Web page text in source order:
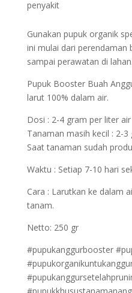
penyakit
Gunakan pupuk organik
ini mulai dari perendaman
sampai perawatan di lahan.
Pupuk Booster Buah
larut 100% dalam air.
Dosi : 2-4 gram per liter air
Tanaman masih kecil : 2-
Saat tanaman sudah
Waktu : Setiap 7-10 hari
Cara : Larutkan ke dalam
tanam.
Netto: 250 gr
#pupukanggurbooster